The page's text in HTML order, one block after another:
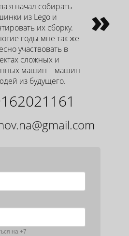
я начал собирать
из Lego и
их сборку.
годы мне так же
участвовать в
сложных и
машин – машин
из будущего.
»
на +7